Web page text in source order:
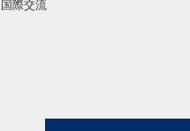
国際交流